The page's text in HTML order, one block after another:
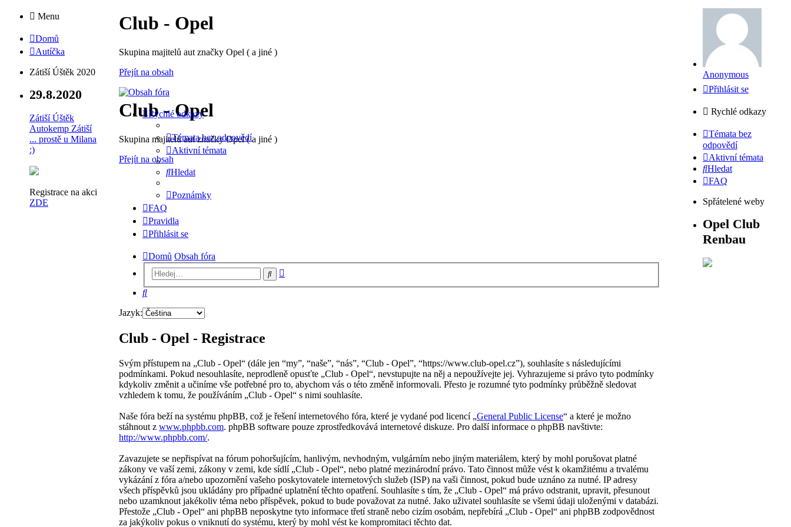
Menu
Domů
Autíčka
Zátiší Úštěk 2020
29.8.2020
Zátiší Úštěk
Autokemp Zátiší
... prostě u Milana
:)
Registrace na akci
ZDE
Club - Opel
Skupina majitelů aut značky Opel ( a jiné )
Přejít na obsah
Club - Opel
Skupina majitelů aut značky Opel ( a jiné )
Přejít na obsah
Rychlé odkazy
Témata bez odpovědí
Aktivní témata
Hledat
Poznámky
FAQ
Pravidla
Přihlásit se
Domů Obsah fóra
Hledat
Hledat
Jazyk:
Club - Opel - Registrace
Svým přístupem na „Club - Opel“ (dále jen “my”, “naše”, “nás”, “Club - Opel”, “https://www.club-opel.cz”), souhlasíte s následujícími
podmínkami. Pokud nesouhlasíte, neprodleně opusťte „Club - Opel“, nevstupujte na něj a nepoužívejte jej. Vyhrazujeme si právo tyto podmínky
kdykoliv změnit a učiníme vše potřebné pro to, abychom vás o této změně informovali. Přesto je rozumné tyto podmínky průběžně sledovat
vzhledem k tomu, že používáním „Club - Opel“ s nimi souhlasíte.
Naše fóra beží na systému phpBB, což je řešení internetového fóra, které je vydané pod licencí „General Public License“ a které je možno
stáhnout z www.phpbb.com. phpBB software pouze zprostředkovává internetové diskuze. Pro další informace o phpBB navštivte:
http://www.phpbb.com/.
Zavazujete se nepřispívat na fórum pohoršujícím, hanlivým, nevhodným, vulgárním nebo jiným materiálem, který by mohl porušovat platné
zákony ve vaší zemi, zákony v zemi, kde sídlí „Club - Opel“, nebo platné mezinárodní právo. Tato činnost může vést k okamžitému a trvalému
vykázání z fóra a/nebo upozornění vašeho poskytovatele internetových služeb (ISP) na vaši činnost, pokud bude uznáno za nutné. IP adresy
všech příspěvků jsou ukládány pro případné uplatnění těchto opatření. Souhlasíte s tím, že „Club - Opel“ má právo odstranit, upravit, přesunout
nebo uzamknout jakékoliv téma nebo příspěvek, pokud to bude považovat za nutné. Jako uživatel souhlasíte se všemi údaji uloženými v databázi.
Přestože „Club - Opel“ ani phpBB neposkytne tyto informace třetí straně nebo cizím osobám, nepřebírá „Club - Opel“ ani phpBB zodpovědnost
za jakýkoliv pokus o vniknutí do systému, který by mohl vést ke kompromitaci těchto dat.
Anonymous
Přihlásit se
Rychlé odkazy
Témata bez
odpovědí
Aktivní témata
Hledat
FAQ
Spřátelené weby
Opel Club
Renbau